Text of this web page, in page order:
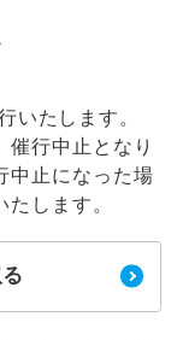
いたします。
催行中止となり
中止になった場
します。